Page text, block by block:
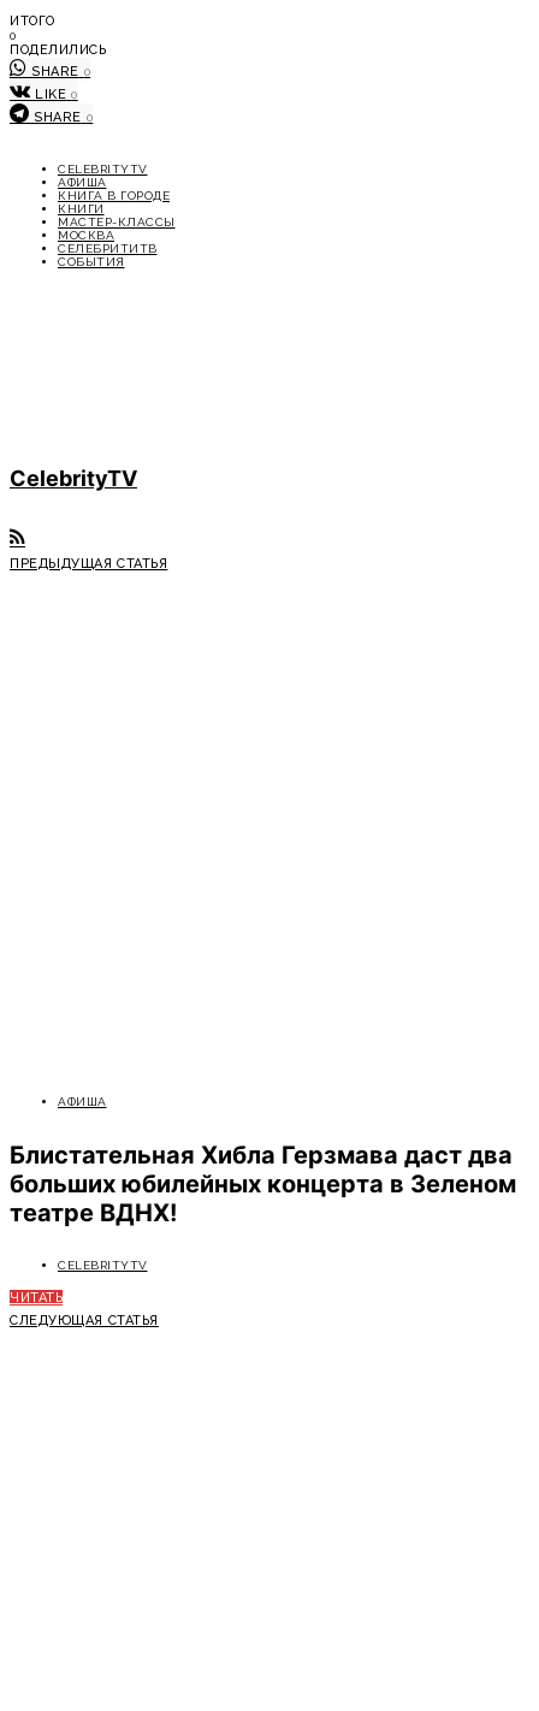
ИТОГО
0
ПОДЕЛИЛИСЬ
SHARE 0
LIKE 0
SHARE 0
CELEBRITYTV
АФИША
КНИГА В ГОРОДЕ
КНИГИ
МАСТЕР-КЛАССЫ
МОСКВА
СЕЛЕБРИТИТВ
СОБЫТИЯ
CelebrityTV
ПРЕДЫДУЩАЯ СТАТЬЯ
АФИША
Блистательная Хибла Герзмава даст два
больших юбилейных концерта в Зеленом
театре ВДНХ!
CELEBRITYTV
ЧИТАТЬ
СЛЕДУЮЩАЯ СТАТЬЯ